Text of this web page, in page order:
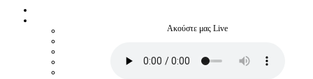
Ακούστε μας Live